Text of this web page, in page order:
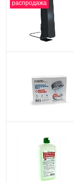
распродажа